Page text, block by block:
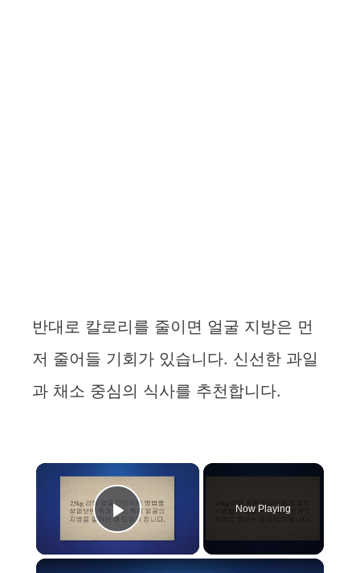
반대로 칼로리를 줄이면 얼굴 지방은 먼
저 줄어들 기회가 있습니다. 신선한 과일
과 채소 중심의 식사를 추천합니다.
×
Play Video
Now Playing
×